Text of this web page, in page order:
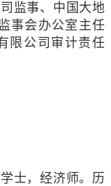
监事、中国大地
事会办公室主任
限公司审计责任
士，经济师。历